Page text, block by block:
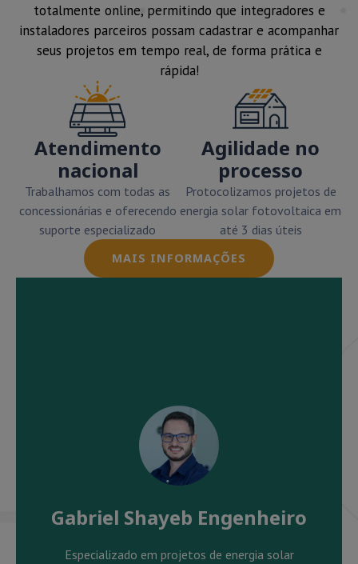
totalmente online, permitindo que integradores e
instaladores parceiros possam cadastrar e acompanhar
seus projetos em tempo real, de forma prática e
rápida!
Atendimento
nacional
Trabalhamos com todas as
concessionárias e oferecendo
suporte especializado
Agilidade no
processo
Protocolizamos projetos de
energia solar fotovoltaica em
até 3 dias úteis
MAIS INFORMAÇÕES
Gabriel Shayeb Engenheiro
Especializado em projetos de energia solar